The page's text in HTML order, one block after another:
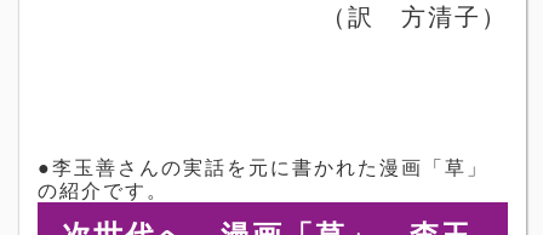
（訳 方清子）
●李玉善さんの実話を元に書かれた漫画「草」
の紹介です。